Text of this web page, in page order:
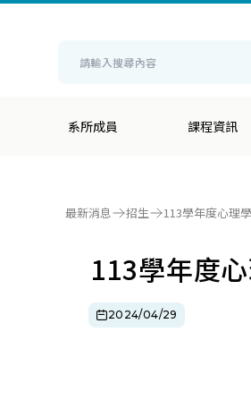
系所成員 課程資訊
最新消息 招生 113學年度心理
113學年度
2024/04/29